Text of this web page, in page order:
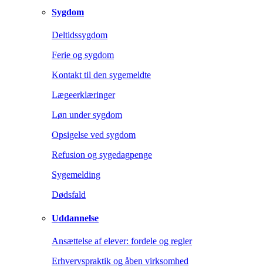
Sygdom
Deltidssygdom
Ferie og sygdom
Kontakt til den sygemeldte
Lægeerklæringer
Løn under sygdom
Opsigelse ved sygdom
Refusion og sygedagpenge
Sygemelding
Dødsfald
Uddannelse
Ansættelse af elever: fordele og regler
Erhvervspraktik og åben virksomhed